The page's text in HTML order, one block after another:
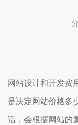
网站设计和开发费
是决定网站价格多
话，会根据网站的